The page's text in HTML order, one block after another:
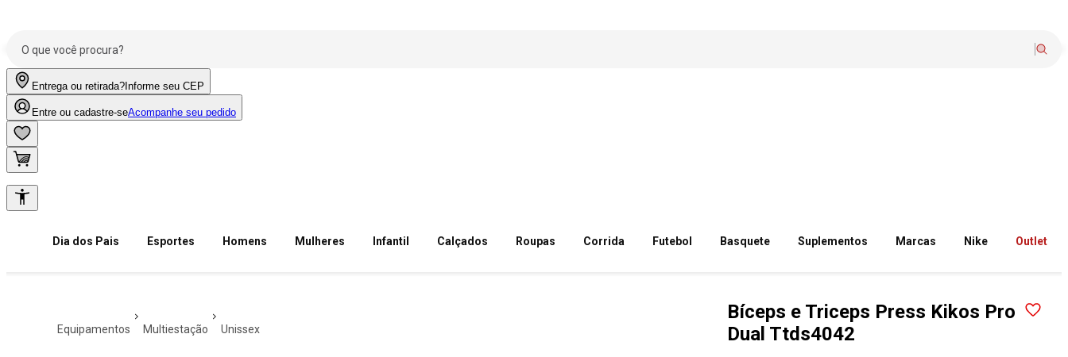
Entrega ou retirada? Informe seu CEP
Entre ou cadastre-seAcompanhe seu pedido
Dia dos Pais Esportes Homens Mulheres Infantil Calçados Roupas Corrida Futebol Basquete Suplementos Marcas Nike Outlet
equipamentos multiestação unissex
Bíceps e Triceps Press Kikos Pro
Dual Ttds4042